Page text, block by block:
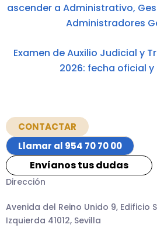
ascender a Administrativo,
Administradores
Examen de Auxilio Judicial y
2026: fecha oficial
CONTACTAR
Llamar al 954 70 70 00
Envíanos tus dudas
Dirección
Avenida del Reino Unido 9, Edificio
Izquierda 41012, Sevilla